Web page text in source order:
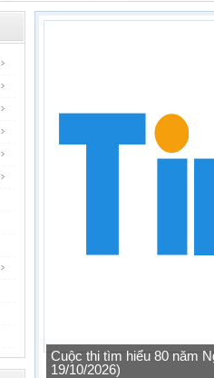
Cuộc thi tìm hiểu 80 năm
19/10/2026)